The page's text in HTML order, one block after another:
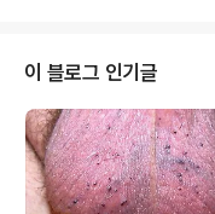
의 피검사를 시행한 뒤에 검사수
립선조직검사를 시행하여 암으
형병원으로 전원하고 있다. 당
라는 소리에 무척 놀라면서 자
있는 최대한의 지식을 이야기
대형병원에 전원하고 난뒤에는
이 블로그 인기글